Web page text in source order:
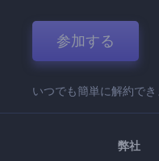
参加する
いつでも簡単に解約でき
弊社